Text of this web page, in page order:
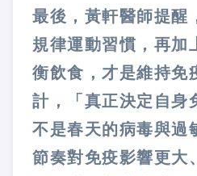
最後，黃軒醫師提醒
規律運動習慣，再加
衡飲食 ，才是維持免
計 ，「 真正決定自身
不是春天的病毒與過
節奏對免疫影響更大